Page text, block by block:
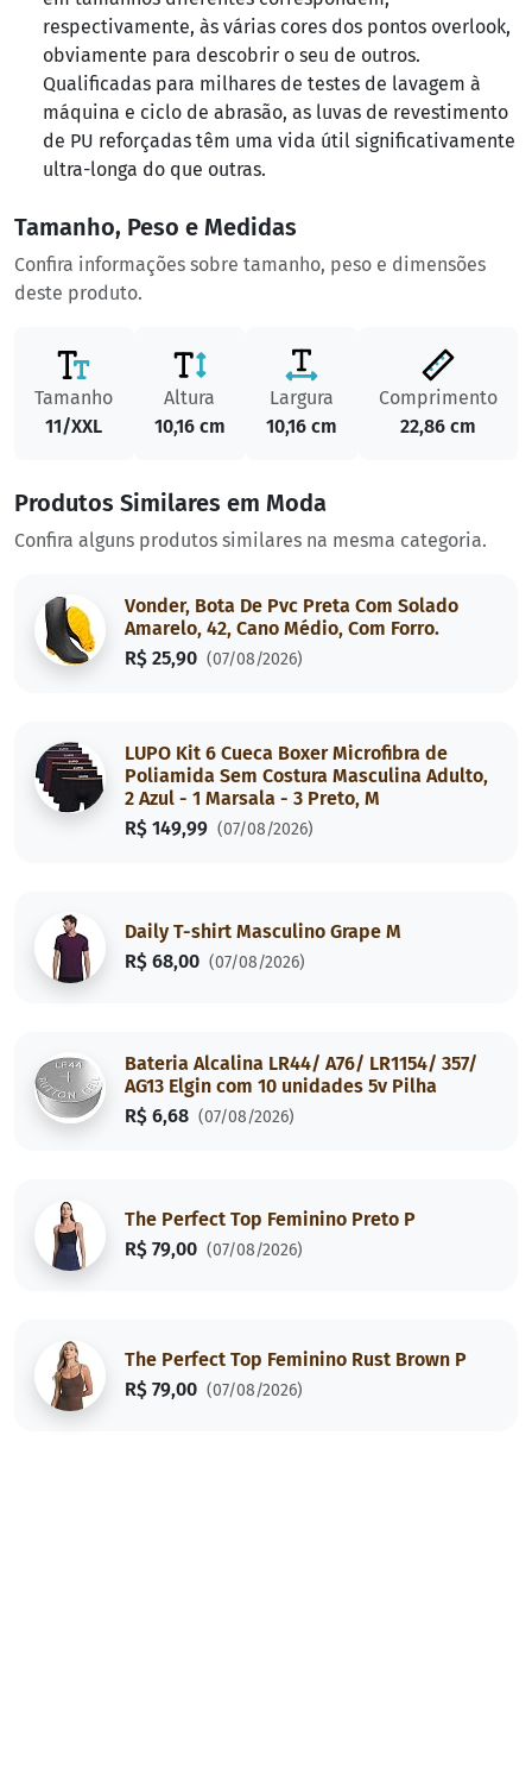
respectivamente, às várias cores dos pontos overlook,
obviamente para descobrir o seu de outros.
Qualificadas para milhares de testes de lavagem à
máquina e ciclo de abrasão, as luvas de revestimento
de PU reforçadas têm uma vida útil significativamente
ultra-longa do que outras.
Tamanho, Peso e Medidas
Confira informações sobre tamanho, peso e dimensões
deste produto.
Tamanho
11/XXL
Altura
10,16 cm
Largura
10,16 cm
Comprimento
22,86 cm
Produtos Similares em Moda
Confira alguns produtos similares na mesma categoria.
Vonder, Bota De Pvc Preta Com Solado
Amarelo, 42, Cano Médio, Com Forro.
R$ 25,90 (07/08/2026)
LUPO Kit 6 Cueca Boxer Microfibra de
Poliamida Sem Costura Masculina Adulto,
2 Azul - 1 Marsala - 3 Preto, M
R$ 149,99 (07/08/2026)
Daily T-shirt Masculino Grape M
R$ 68,00 (07/08/2026)
Bateria Alcalina LR44/ A76/ LR1154/ 357/
AG13 Elgin com 10 unidades 5v Pilha
R$ 6,68 (07/08/2026)
The Perfect Top Feminino Preto P
R$ 79,00 (07/08/2026)
The Perfect Top Feminino Rust Brown P
R$ 79,00 (07/08/2026)